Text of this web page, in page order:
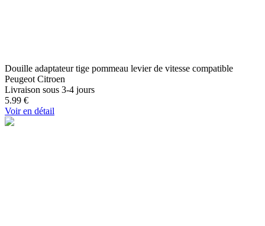
Douille adaptateur tige pommeau levier de vitesse compatible
Peugeot Citroen
Livraison sous 3-4 jours
5.99 €
Voir en détail